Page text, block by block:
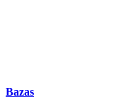
Bazas